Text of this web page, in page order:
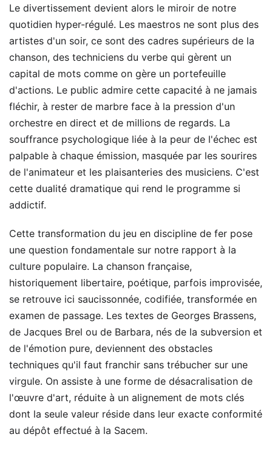
Le divertissement devient alors le miroir de notre
quotidien hyper-régulé. Les maestros ne sont plus des
artistes d'un soir, ce sont des cadres supérieurs de la
chanson, des techniciens du verbe qui gèrent un
capital de mots comme on gère un portefeuille
d'actions. Le public admire cette capacité à ne jamais
fléchir, à rester de marbre face à la pression d'un
orchestre en direct et de millions de regards. La
souffrance psychologique liée à la peur de l'échec est
palpable à chaque émission, masquée par les sourires
de l'animateur et les plaisanteries des musiciens. C'est
cette dualité dramatique qui rend le programme si
addictif.
Cette transformation du jeu en discipline de fer pose
une question fondamentale sur notre rapport à la
culture populaire. La chanson française,
historiquement libertaire, poétique, parfois improvisée,
se retrouve ici saucissonnée, codifiée, transformée en
examen de passage. Les textes de Georges Brassens,
de Jacques Brel ou de Barbara, nés de la subversion et
de l'émotion pure, deviennent des obstacles
techniques qu'il faut franchir sans trébucher sur une
virgule. On assiste à une forme de désacralisation de
l'œuvre d'art, réduite à un alignement de mots clés
dont la seule valeur réside dans leur exacte conformité
au dépôt effectué à la Sacem.